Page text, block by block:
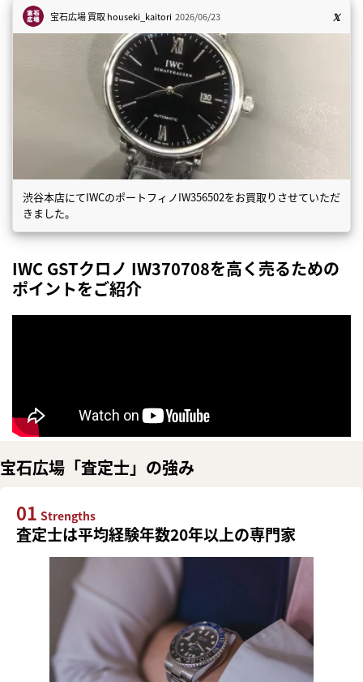
宝石広場 買取houseki_kaitori 2026/06/23
渋谷本店にてIWCのポートフィノIW356502をお買取りさせていただ
きました。
IWC GSTクロノ IW370708を高く売るための
ポイントをご紹介
宝石広場「査定士」の強み
01 Strengths
査定士は平均経験年数20年以上の専門家